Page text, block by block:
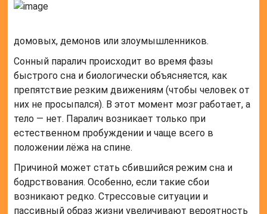
домовых, демонов или злоумышленников.
Сонный паралич происходит во время фазы
быстрого сна и биологически объясняется, как
препятствие резким движениям (чтобы человек от
них не просыпался). В этот момент мозг работает, а
тело — нет. Паралич возникает только при
естественном пробуждении и чаще всего в
положении лёжа на спине.
Причиной может стать сбившийся режим сна и
бодрствования. Особенно, если такие сбои
возникают редко. Стрессовые ситуации и
пассивный образ жизни увеличивают вероятность